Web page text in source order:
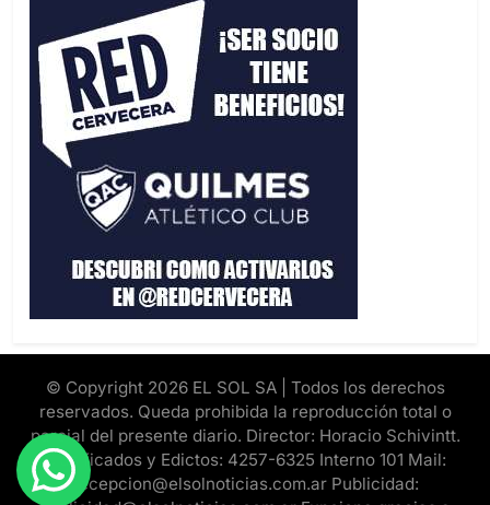
© Copyright 2026 EL SOL SA | Todos los derechos
reservados. Queda prohibida la reproducción total o
parcial del presente diario. Director: Horacio Schivintt.
Clasificados y Edictos: 4257-6325 Interno 101 Mail:
recepcion@elsolnoticias.com.ar Publicidad: